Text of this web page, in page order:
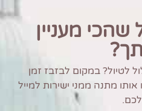
מעניין
לטיול? במקום לבזבז זמן
מתנה ממני ישירות למייל